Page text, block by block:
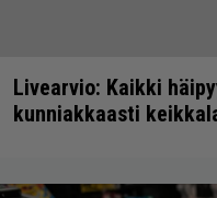
Livearvio: Kaikki
kunniakkaasti